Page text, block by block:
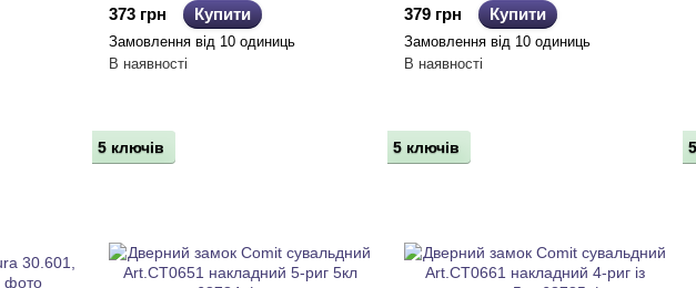
373 грн
Купити
Замовлення від 10 одиниць
В наявності
379 грн
Купити
Замовлення від 10 одиниць
В наявності
5 ключів 5 ключів